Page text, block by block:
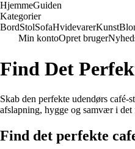
HjemmeGuiden
Kategorier
BordStolSofaHvidevarerKunst
Min kontoOpret bruger
Find Det
Skab den perfekte udendørs
afslapning, hygge og samvær i det
Find det perfekte